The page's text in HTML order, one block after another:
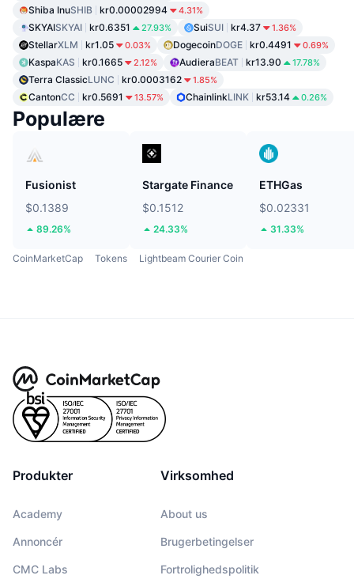
Shiba InuSHIB kr0.00002994 4.31%
SKYAISKYAI kr0.6351 27.93% SuiSUI kr4.37 1.36%
StellarXLM kr1.05 0.03% DogecoinDOGE kr0.4491 0.69%
KaspaKAS kr0.1665 2.12% AudieraBEAT kr13.90 17.78%
Terra ClassicLUNC kr0.0003162 1.85%
CantonCC kr0.5691 13.57% ChainlinkLINK kr53.14 0.26%
Populære
Fusionist
$0.1389
89.26%
Stargate Finance
$0.1512
24.33%
ETHGas
$0.02331
31.33%
CoinMarketCap Tokens Lightbeam Courier Coin
Produkter
Academy
Annoncér
CMC Labs
Virksomhed
About us
Brugerbetingelser
Fortrolighedspolitik